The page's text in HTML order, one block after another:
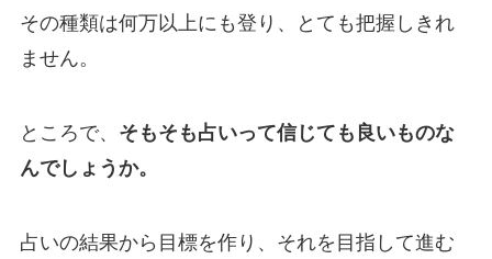
その種類は何万以上にも登り、とても把握しきれ
ません。
ところで、 そもそも占いって信じても良いものな
んでしょうか。
占いの結果から目標を作り、それを目指して進む